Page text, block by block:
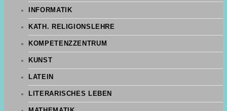
INFORMATIK
KATH. RELIGIONSLEHRE
KOMPETENZZENTRUM
KUNST
LATEIN
LITERARISCHES LEBEN